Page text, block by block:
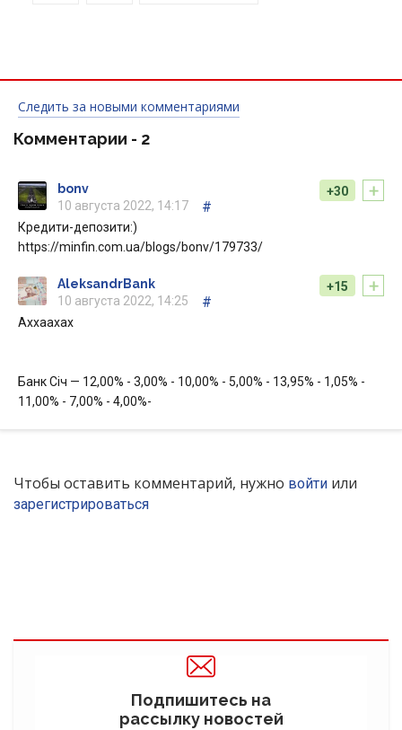
Следить за новыми комментариями
Комментарии - 2
+
+30
bonv
10 августа 2022, 14:17
#
Кредити-депозити:)
https://minfin.com.ua/blogs/bonv/179733/
+
+15
AleksandrBank
10 августа 2022, 14:25
#
Аххаахах
Банк Січ — 12,00% - 3,00% - 10,00% - 5,00% - 13,95% - 1,05% -
11,00% - 7,00% - 4,00%-
Чтобы оставить комментарий, нужно войти или
зарегистрироваться
Подпишитесь на
рассылку новостей